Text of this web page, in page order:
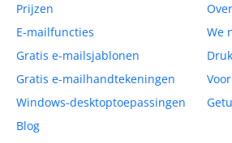
Prijzen
E-mailfuncties
Gratis e-mailsjablonen
Gratis e-mailhandtekeningen
Windows-desktoptoepassingen
Blog
Over
We